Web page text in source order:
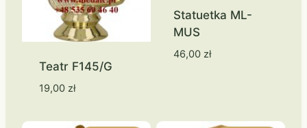
Teatr F145/G
19,00 zł
Statuetka ML-
MUS
46,00 zł